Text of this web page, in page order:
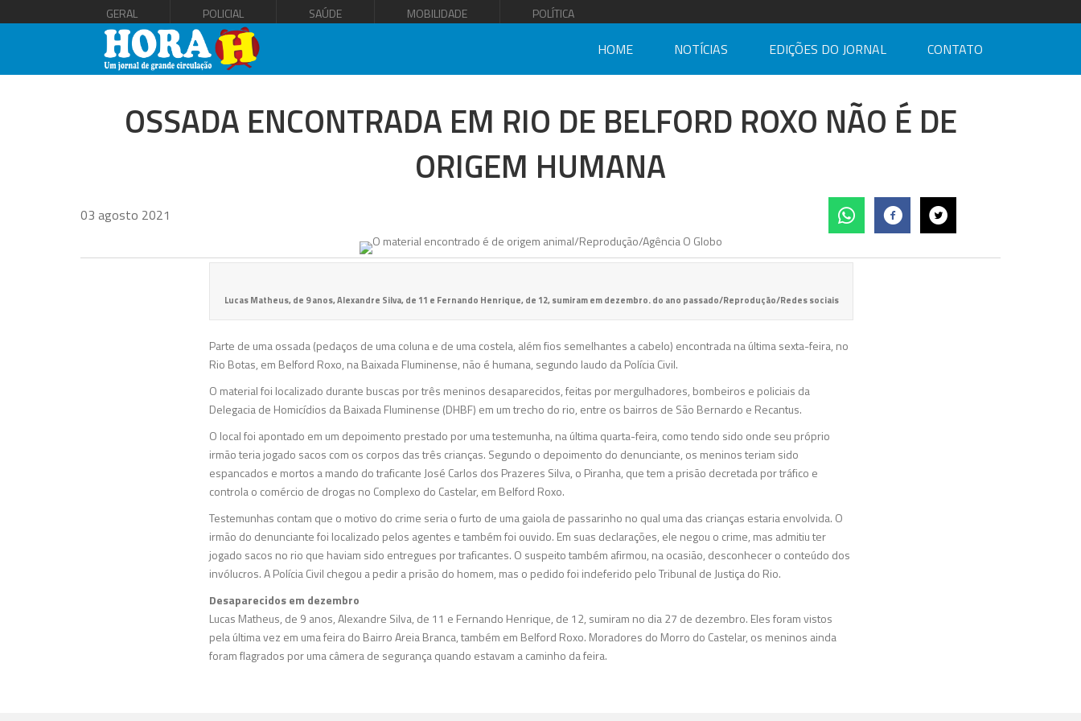
GERAL POLICIAL SAÚDE MOBILIDADE POLÍTICA
HOME NOTÍCIAS EDIÇÕES DO JORNAL CONTATO
OSSADA ENCONTRADA EM RIO DE BELFORD ROXO NÃO É DE
ORIGEM HUMANA
03 agosto 2021
Lucas Matheus, de 9 anos, Alexandre Silva, de 11 e Fernando Henrique, de 12, sumiram em dezembro. do ano passado/Reprodução/Redes sociais
Parte de uma ossada (pedaços de uma coluna e de uma costela, além fios semelhantes a cabelo) encontrada na última sexta-feira, no
Rio Botas, em Belford Roxo, na Baixada Fluminense, não é humana, segundo laudo da Polícia Civil.
O material foi localizado durante buscas por três meninos desaparecidos, feitas por mergulhadores, bombeiros e policiais da
Delegacia de Homicídios da Baixada Fluminense (DHBF) em um trecho do rio, entre os bairros de São Bernardo e Recantus.
O local foi apontado em um depoimento prestado por uma testemunha, na última quarta-feira, como tendo sido onde seu próprio
irmão teria jogado sacos com os corpos das três crianças. Segundo o depoimento do denunciante, os meninos teriam sido
espancados e mortos a mando do traficante José Carlos dos Prazeres Silva, o Piranha, que tem a prisão decretada por tráfico e
controla o comércio de drogas no Complexo do Castelar, em Belford Roxo.
Testemunhas contam que o motivo do crime seria o furto de uma gaiola de passarinho no qual uma das crianças estaria envolvida. O
irmão do denunciante foi localizado pelos agentes e também foi ouvido. Em suas declarações, ele negou o crime, mas admitiu ter
jogado sacos no rio que haviam sido entregues por traficantes. O suspeito também afirmou, na ocasião, desconhecer o conteúdo dos
invólucros. A Polícia Civil chegou a pedir a prisão do homem, mas o pedido foi indeferido pelo Tribunal de Justiça do Rio.
Desaparecidos em dezembro
Lucas Matheus, de 9 anos, Alexandre Silva, de 11 e Fernando Henrique, de 12, sumiram no dia 27 de dezembro. Eles foram vistos
pela última vez em uma feira do Bairro Areia Branca, também em Belford Roxo. Moradores do Morro do Castelar, os meninos ainda
foram flagrados por uma câmera de segurança quando estavam a caminho da feira.